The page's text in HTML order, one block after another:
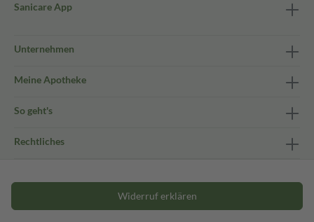
Sanicare App
Unternehmen
Meine Apotheke
So geht's
Rechtliches
Widerruf erklären